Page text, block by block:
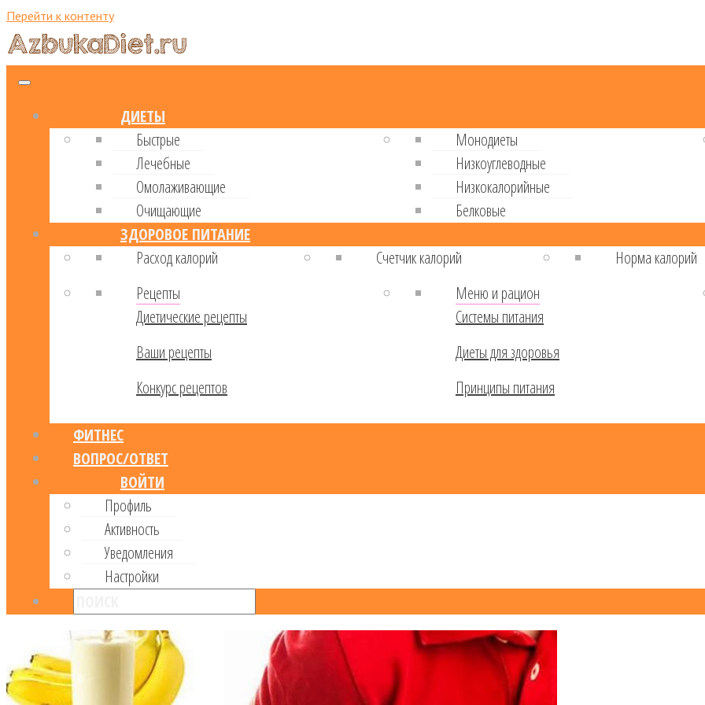
Перейти к контенту
ДИЕТЫ
Быстрые
Лечебные
Омолаживающие
Очищающие
Монодиеты
Низкоуглеводные
Низкокалорийные
Белковые
ЗДОРОВОЕ ПИТАНИЕ
Расход калорий
Cчетчик калорий Норма калорий
Рецепты
Диетические рецепты
Ваши рецепты
Конкурс рецептов
Меню и рацион
Системы питания
Диеты для здоровья
Принципы питания
ФИТНЕС
ВОПРОС/ОТВЕТ
ВОЙТИ
Профиль
Активность
Уведомления
Настройки